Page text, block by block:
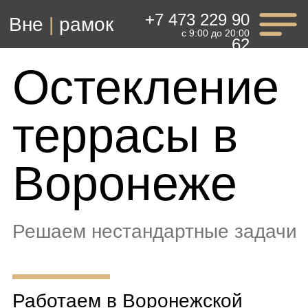
+7 473 229 90
Вне|рамок с 9:00 до 20:00
Остекление
террасы в
Воронеже
Работаем в Воронежской
и Московской областях
команды
Решаем нестандартные задачи